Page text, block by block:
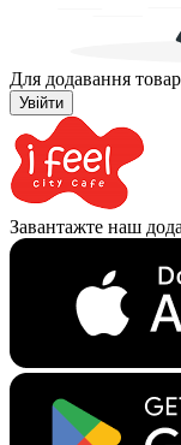
Для додавання
Увійти
Завантажте наш